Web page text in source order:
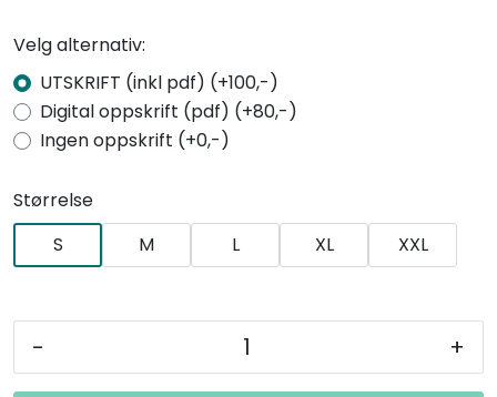
Velg alternativ:
UTSKRIFT (inkl pdf) (+100,-)
Digital oppskrift (pdf) (+80,-)
Ingen oppskrift (+0,-)
Størrelse
S
M L XL XXL
- +